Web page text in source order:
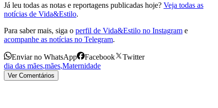
Já leu todas as notas e reportagens publicadas hoje? Veja todas as
notícias de Vida&Estilo.
Para saber mais, siga o perfil de Vida&Estilo no Instagram e
acompanhe as notícias no Telegram.
Enviar no WhatsApp Facebook
Twitter
dia das mães,mães,Maternidade
Ver Comentários